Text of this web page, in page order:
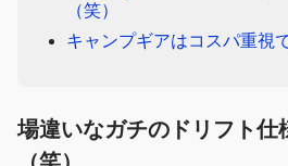
（笑）
キャンプギアはコスパ重視
場違いなガチのドリフト仕